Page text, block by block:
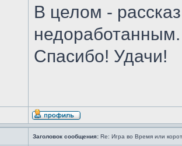
В целом -
недоработанным.
Спасибо! Удачи!
Заголовок сообщения: Re: Игра во Время или